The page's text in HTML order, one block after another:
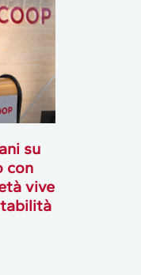
su
con
vive